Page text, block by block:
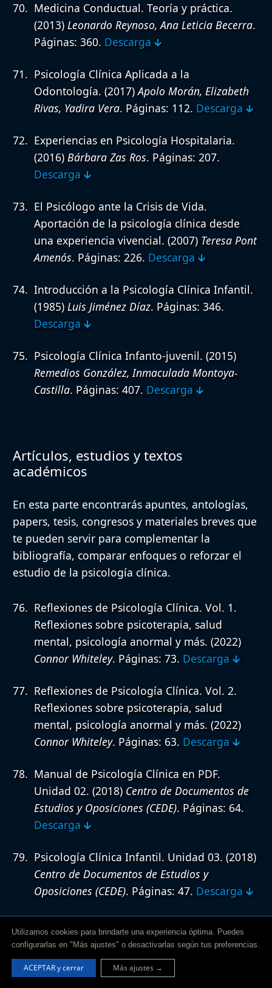
Medicina Conductual. Teoría y práctica.
(2013) Leonardo Reynoso, Ana Leticia Becerra.
Páginas: 360. Descarga 🡳
Psicología Clínica Aplicada a la
Odontología. (2017)Apolo Morán, Elizabeth
Rivas, Yadira Vera. Páginas: 112. Descarga 🡳
Experiencias en Psicología Hospitalaria.
(2016) Bárbara Zas Ros. Páginas: 207.
Descarga 🡳
El Psicólogo ante la Crisis de Vida.
Aportación de la psicología clínica desde
una experiencia vivencial. (2007) Teresa Pont
Amenós. Páginas: 226. Descarga 🡳
Introducción a la Psicología Clínica Infantil.
(1985) Luis Jiménez Díaz. Páginas: 346.
Descarga 🡳
Psicología Clínica Infanto-juvenil. (2015)
Remedios González, Inmaculada Montoya-
Castilla. Páginas: 407. Descarga 🡳
Artículos, estudios y textos
académicos
En esta parte encontrarás apuntes, antologías,
papers, tesis, congresos y materiales breves que
te pueden servir para complementar la
bibliografía, comparar enfoques o reforzar el
estudio de la psicología clínica.
Reflexiones de Psicología Clínica. Vol. 1.
Reflexiones sobre psicoterapia, salud
mental, psicología anormal y más. (2022)
Connor Whiteley. Páginas: 73. Descarga 🡳
Reflexiones de Psicología Clínica. Vol. 2.
Reflexiones sobre psicoterapia, salud
mental, psicología anormal y más. (2022)
Connor Whiteley. Páginas: 63. Descarga 🡳
Manual de Psicología Clínica en PDF.
Unidad 02. (2018) Centro de Documentos de
Estudios y Oposiciones (CEDE). Páginas: 64.
Descarga 🡳
Psicología Clínica Infantil. Unidad 03. (2018)
Centro de Documentos de Estudios y
Oposiciones (CEDE). Páginas: 47. Descarga 🡳
Clínica (Unidad 1 y 2).(2019)Marcela
Salvetti. Páginas: 262.Descarga 🡳
Utilizamos cookies para brindarte una experiencia óptima. Puedes
configurarlas en "Más ajustes" o desactivarlas según tus preferencias.
ACEPTAR y cerrar Más ajustes →